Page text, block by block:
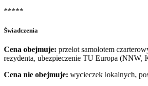
*****
Świadczenia
Cena obejmuje: przelot samolotem
rezydenta, ubezpieczenie TU Europa (NNW,
Cena nie obejmuje: wycieczek lokalnych,